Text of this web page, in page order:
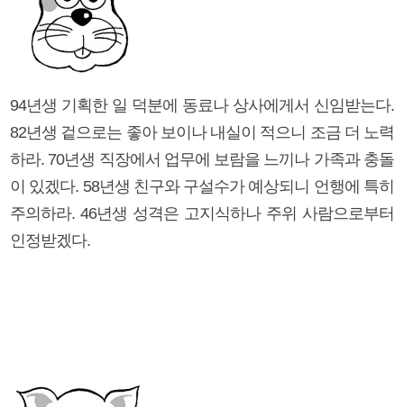
94년생 기획한 일 덕분에 동료나 상사에게서 신임받는다.
82년생 겉으로는 좋아 보이나 내실이 적으니 조금 더 노력
하라. 70년생 직장에서 업무에 보람을 느끼나 가족과 충돌
이 있겠다. 58년생 친구와 구설수가 예상되니 언행에 특히
주의하라. 46년생 성격은 고지식하나 주위 사람으로부터
인정받겠다.